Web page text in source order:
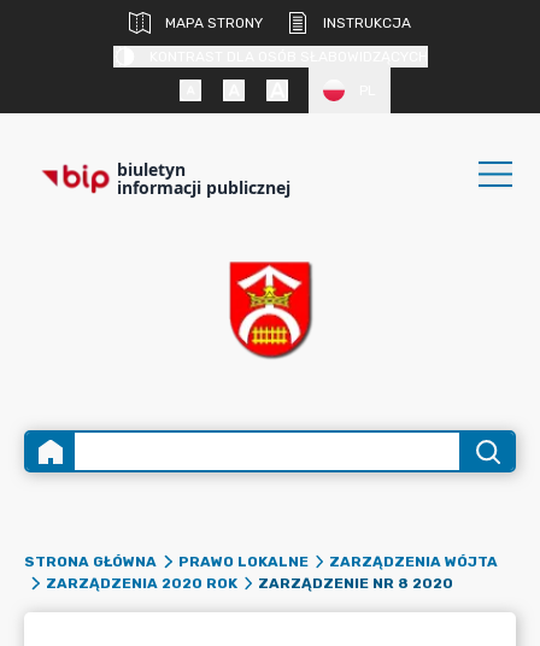
MAPA STRONY
INSTRUKCJA
biuletyn
informacji publicznej
STRONA GŁÓWNA PRAWO LOKALNE
ZARZĄDZENIA WÓJTA
ZARZĄDZENIA 2020 ROK
ZARZĄDZENIE NR 8 2020